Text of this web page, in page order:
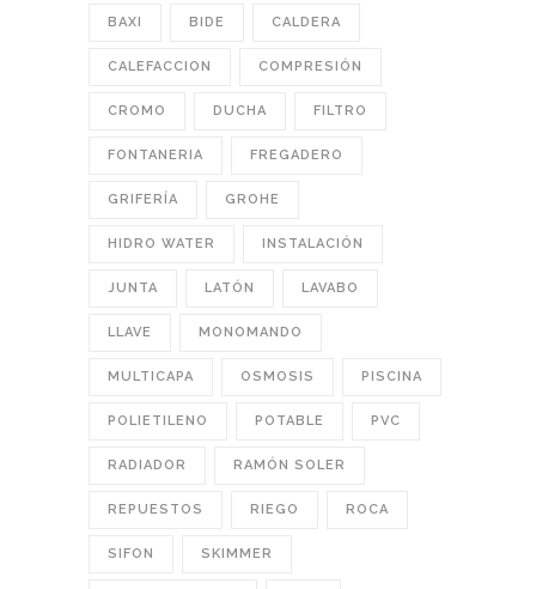
BAXI BIDE CALDERA
CALEFACCION COMPRESIÓN
CROMO DUCHA FILTRO
FONTANERIA FREGADERO
GRIFERÍA GROHE
HIDRO WATER INSTALACIÓN
JUNTA LATÓN LAVABO
LLAVE MONOMANDO
MULTICAPA OSMOSIS PISCINA
POLIETILENO POTABLE PVC
RADIADOR RAMÓN SOLER
REPUESTOS RIEGO ROCA
SIFON SKIMMER